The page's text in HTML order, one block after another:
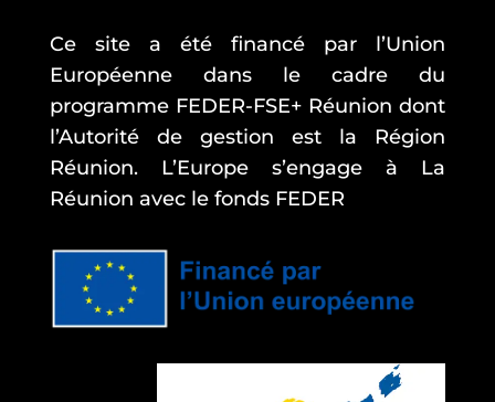
Ce site a été financé par l’Union
Européenne dans le cadre du
programme FEDER-FSE+ Réunion dont
l’Autorité de gestion est la Région
Réunion. L’Europe s’engage à La
Réunion avec le fonds FEDER